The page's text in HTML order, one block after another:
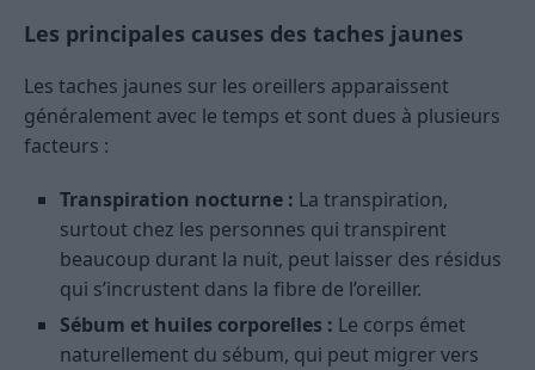
Les principales causes des taches jaunes
Les taches jaunes sur les oreillers apparaissent
généralement avec le temps et sont dues à plusieurs
facteurs :
Transpiration nocturne : La transpiration,
surtout chez les personnes qui transpirent
beaucoup durant la nuit, peut laisser des résidus
qui s’incrustent dans la fibre de l’oreiller.
Sébum et huiles corporelles : Le corps émet
naturellement du sébum, qui peut migrer vers